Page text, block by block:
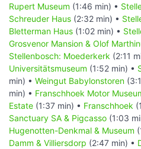
Rupert Museum (1:46 min) •
Schreuder Haus (2:32 min) •
Bletterman Haus (1:02 min) •
Grosvenor Mansion & Olof
Stellenbosch: Moederkerk (2:11
Universitätsmuseum (1:52 min) •
min) • Weingut Babylonstoren
min) • Franschhoek Motor
Estate (1:37 min) • Franschhoek
Sanctuary SA & Pigcasso (1:03
Hugenotten-Denkmal & Museum
Damm & Villiersdorp (2:47 min) •